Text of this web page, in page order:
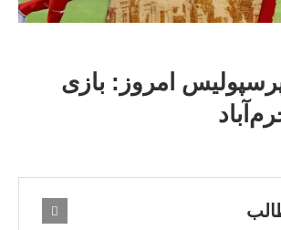
امروز: بازى